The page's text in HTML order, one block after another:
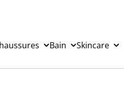
Bain Skincare